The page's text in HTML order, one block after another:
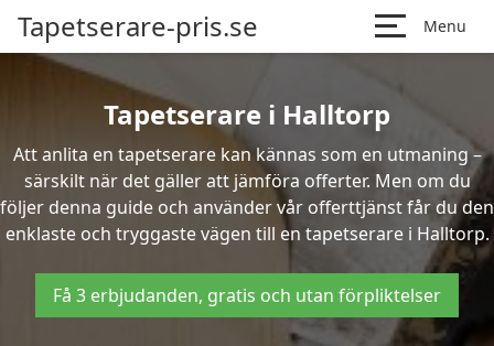
Tapetserare-pris.se Menu
Tapetserare i Halltorp
Att anlita en tapetserare kan kännas som en utmaning –
särskilt när det gäller att jämföra offerter. Men om du
följer denna guide och använder vår offerttjänst får du den
enklaste och tryggaste vägen till en tapetserare i Halltorp.
Få 3 erbjudanden, gratis och utan förpliktelser